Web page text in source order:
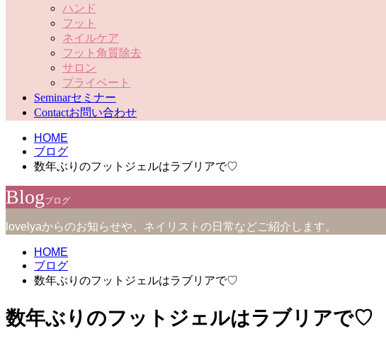
ハンド
フット
ネイルケア
フット角質除去
サロン
プライベート
Seminarセミナー
Contactお問い合わせ
HOME
ブログ
数年ぶりのフットジェルはラブリアで♡
Blogブログ
lovelyaからのお知らせや、ネイリストの日常などご紹介します。
HOME
ブログ
数年ぶりのフットジェルはラブリアで♡
数年ぶりのフットジェルはラブリアで♡